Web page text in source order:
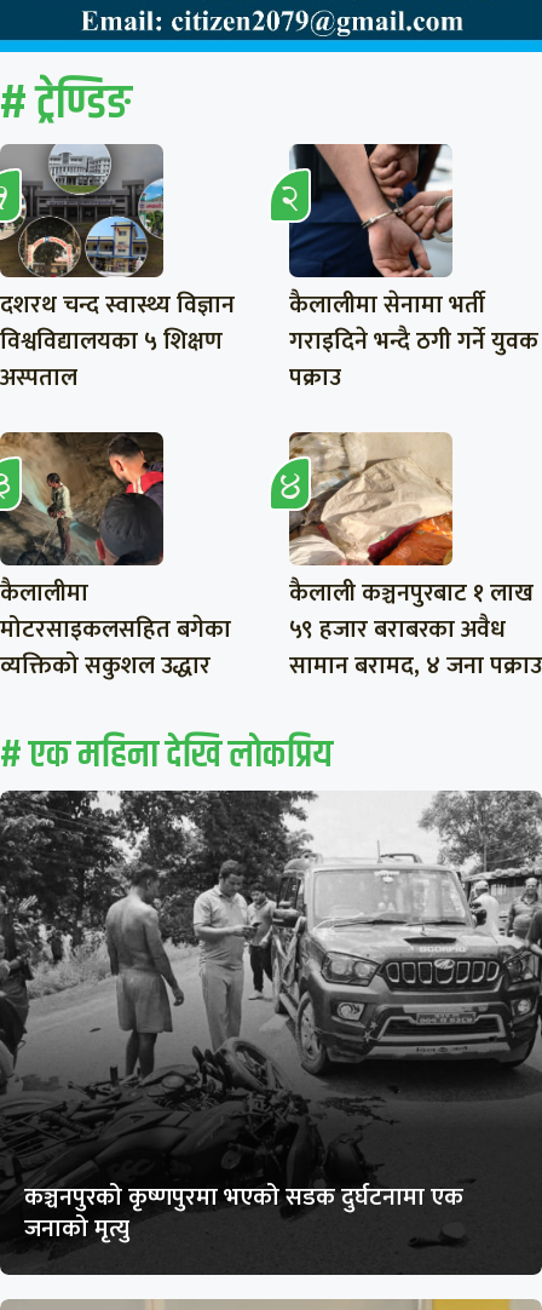
# ट्रेण्डिङ
दशरथ चन्द स्वास्थ्य विज्ञान
विश्वविद्यालयका ५ शिक्षण
अस्पताल
कैलालीमा सेनामा भर्ती
गराइदिने भन्दै ठगी गर्ने युवक
पक्राउ
कैलालीमा
मोटरसाइकलसहित बगेका
व्यक्तिको सकुशल उद्धार
कैलाली कञ्चनपुरबाट १ लाख
५९ हजार बराबरका अवैध
सामान बरामद, ४ जना पक्राउ
# एक महिना देखि लाेकप्रिय
कञ्चनपुरको कृष्णपुरमा भएको सडक दुर्घटनामा एक
जनाको मृत्यु